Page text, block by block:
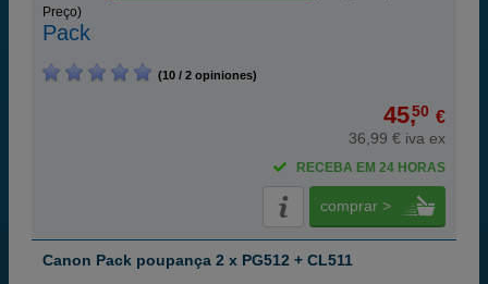
Preço)
Pack
(10 / 2 opiniones)
45,50 €
36,99 € iva ex
RECEBA EM 24 HORAS
comprar >
Canon Pack poupança 2 x PG512 + CL511